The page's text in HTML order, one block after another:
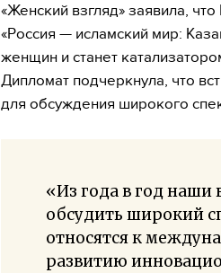
«Женский взгляд» заявила,
«Россия — исламский мир:
женщин и станет
Дипломат подчеркнула, что
для обсуждения широкого
«Из года в год наши
обсудить широкий
относятся к
развитию